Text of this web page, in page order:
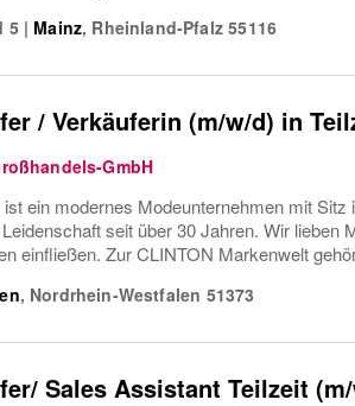
5 | Mainz, Rheinland-Pfalz 55116
/ Verkäuferin (m/w/d) in
GmbH
ein modernes Modeunternehmen mit
seit über 30 Jahren. Wir lieben
einfließen. Zur CLINTON Markenwelt
, Nordrhein-Westfalen 51373
Sales Assistant Teilzeit